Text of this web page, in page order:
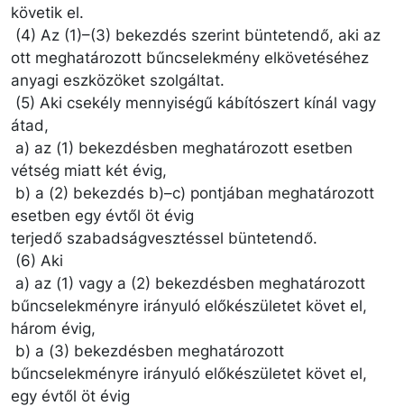
követik el.
(4) Az (1)–(3) bekezdés szerint büntetendő, aki az
ott meghatározott bűncselekmény elkövetéséhez
anyagi eszközöket szolgáltat.
(5) Aki csekély mennyiségű kábítószert kínál vagy
átad,
a) az (1) bekezdésben meghatározott esetben
vétség miatt két évig,
b) a (2) bekezdés b)–c) pontjában meghatározott
esetben egy évtől öt évig
terjedő szabadságvesztéssel büntetendő.
(6) Aki
a) az (1) vagy a (2) bekezdésben meghatározott
bűncselekményre irányuló előkészületet követ el,
három évig,
b) a (3) bekezdésben meghatározott
bűncselekményre irányuló előkészületet követ el,
egy évtől öt évig